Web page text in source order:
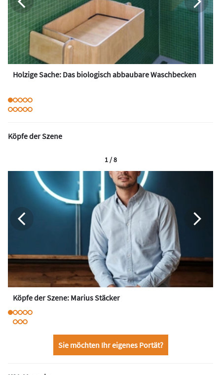
Holzige Sache: Das biologisch abbaubare Waschbecken
Köpfe der Szene
Köpfe der Szene: Marius Stäcker
1 / 8
Sie möchten Ihr eigenes Portät?